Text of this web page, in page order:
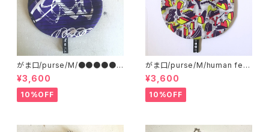
がま口/purse/M/●●●●●
●●●●
¥3,600
10%OFF
がま口/purse/M/human ferti
lizer
¥3,600
10%OFF